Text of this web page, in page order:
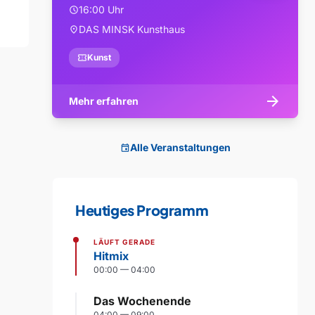
schedule16:00 Uhr
location_onDAS MINSK Kunsthaus
confirmation_numberKunst
Mehr erfahren arrow_forward
eventAlle Veranstaltungen
Heutiges Programm
LÄUFT GERADE
Hitmix
00:00 — 04:00
Das Wochenende